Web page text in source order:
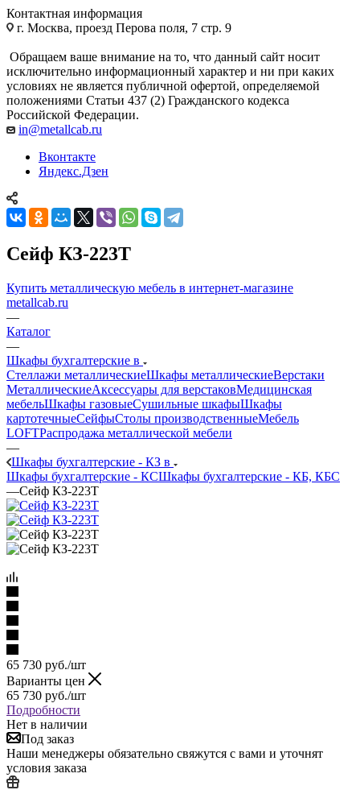
Контактная информация
г. Москва, проезд Перова поля, 7 стр. 9
Обращаем ваше внимание на то, что данный сайт носит
исключительно информационный характер и ни при каких
условиях не является публичной офертой, определяемой
положениями Статьи 437 (2) Гражданского кодекса
Российской Федерации.
in@metallcab.ru
Вконтакте
Яндекс.Дзен
Сейф КЗ-223Т
Купить металлическую мебель в интернет-магазине
metallcab.ru
—
Каталог
—
Шкафы бухгалтерские в
Стеллажи металлическиеШкафы металлическиеВерстаки
МеталлическиеАксессуары для верстаковМедицинская
мебельШкафы газовыеСушильные шкафыШкафы
картотечныеСейфыСтолы производственныеМебель
LOFTРаспродажа металлической мебели
—
Шкафы бухгалтерские - КЗ в
Шкафы бухгалтерские - КСШкафы бухгалтерские - КБ, КБС
—Сейф КЗ-223Т
65 730 руб./шт
Варианты цен
65 730 руб./шт
Подробности
Нет в наличии
Под заказ
Наши менеджеры обязательно свяжутся с вами и уточнят
условия заказа